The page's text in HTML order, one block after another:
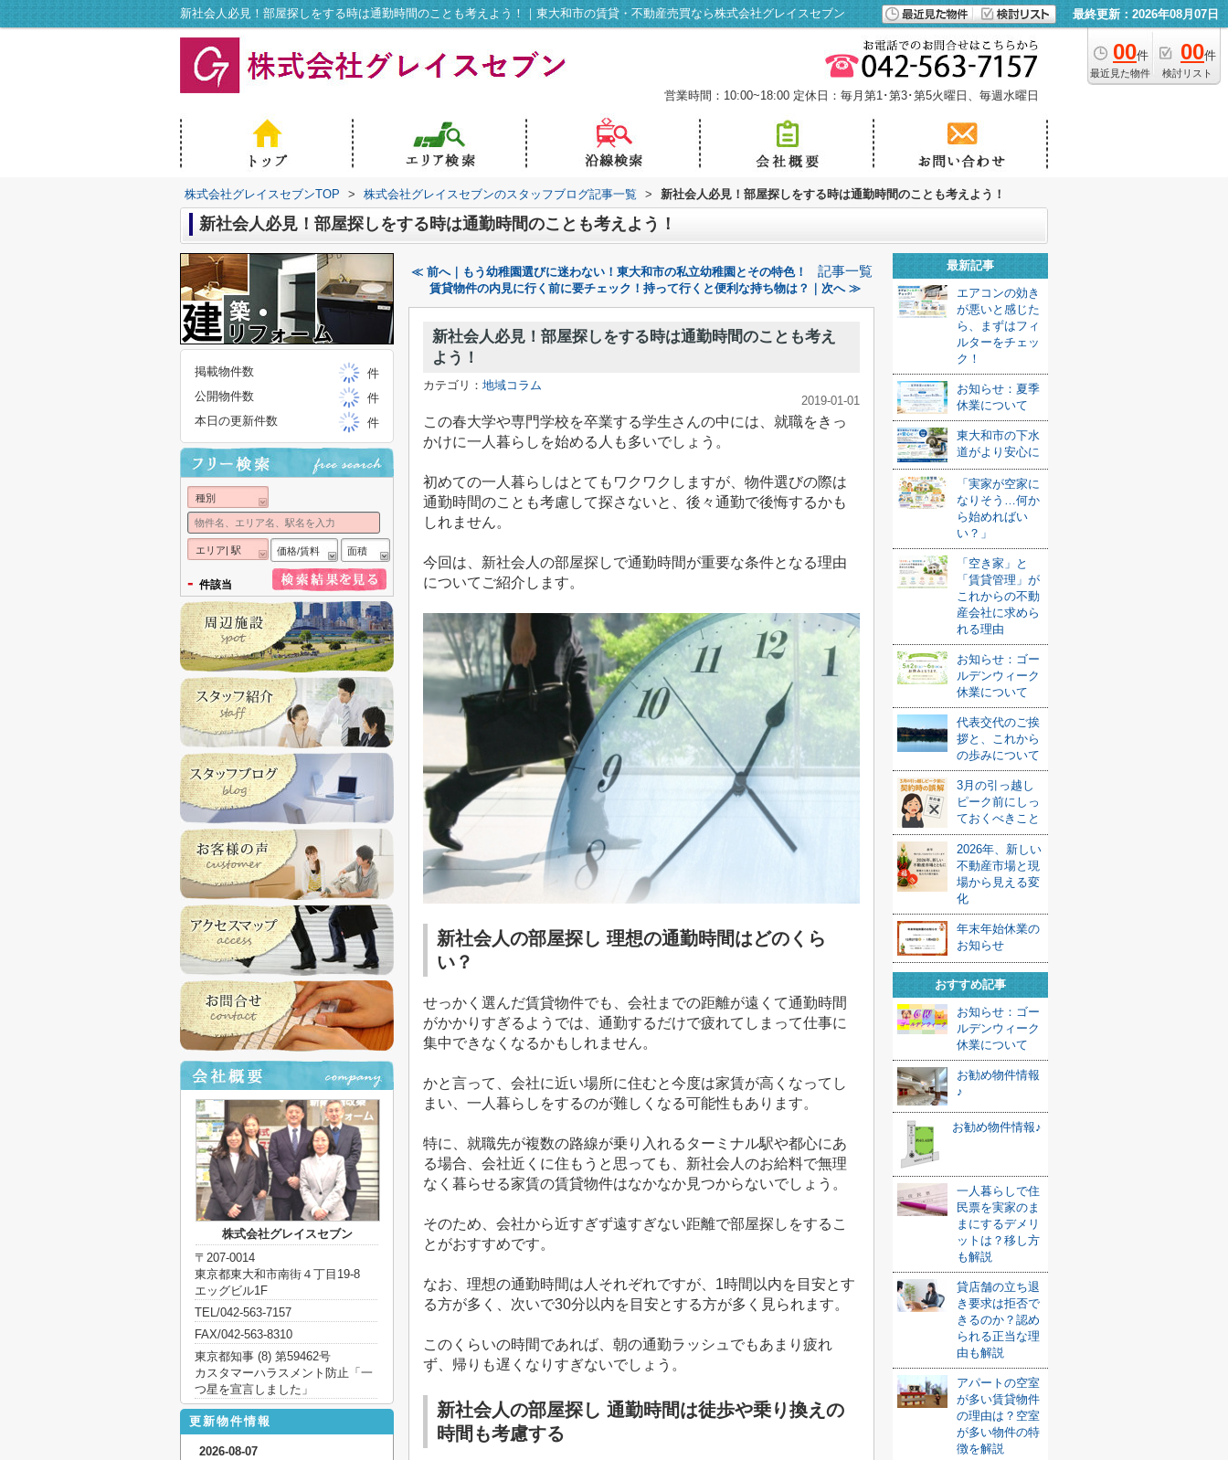
新社会人必見！部屋探しをする時は通勤時間のことも考えよう！｜東大和市の賃貸・不動産売買なら株式会社グレイスセブン 最終更新：2026年08月07日
00件
最近見た物件
00件
検討リスト
営業時間：10:00~18:00 定休日：毎月第1･第3･第5火曜日、毎週水曜日
株式会社グレイスセブンTOP > 株式会社グレイスセブンのスタッフブログ記事一覧 > 新社会人必見！部屋探しをする時は通勤時間のことも考えよう！
新社会人必見！部屋探しをする時は通勤時間のことも考えよう！
≪ 前へ｜もう幼稚園選びに迷わない！東大和市の私立幼稚園とその特色！ 記事一覧
賃貸物件の内見に行く前に要チェック！持って行くと便利な持ち物は？｜次へ ≫
新社会人必見！部屋探しをする時は通勤時間のことも考え
よう！
カテゴリ： 地域コラム
2019-01-01
この春大学や専門学校を卒業する学生さんの中には、就職をきっ
かけに一人暮らしを始める人も多いでしょう。
初めての一人暮らしはとてもワクワクしますが、物件選びの際は
通勤時間のことも考慮して探さないと、後々通勤で後悔するかも
しれません。
今回は、新社会人の部屋探しで通勤時間が重要な条件となる理由
についてご紹介します。
新社会人の部屋探し 理想の通勤時間はどのくら
い？
せっかく選んだ賃貸物件でも、会社までの距離が遠くて通勤時間
がかかりすぎるようでは、通勤するだけで疲れてしまって仕事に
集中できなくなるかもしれません。
かと言って、会社に近い場所に住むと今度は家賃が高くなってし
まい、一人暮らしをするのが難しくなる可能性もあります。
特に、就職先が複数の路線が乗り入れるターミナル駅や都心にあ
る場合、会社近くに住もうと思っても、新社会人のお給料で無理
なく暮らせる家賃の賃貸物件はなかなか見つからないでしょう。
そのため、会社から近すぎず遠すぎない距離で部屋探しをするこ
とがおすすめです。
なお、理想の通勤時間は人それぞれですが、 1時間以内を目安とす
る方が多く、次いで30分以内を目安とする方が多く見られます。
このくらいの時間であれば、朝の通勤ラッシュでもあまり疲れ
ず、帰りも遅くなりすぎないでしょう。
新社会人の部屋探し 通勤時間は徒歩や乗り換えの
時間も考慮する
最新記事
エアコンの効き
が悪いと感じた
ら、まずはフィ
ルターをチェッ
ク！
お知らせ：夏季
休業について
東大和市の下水
道がより安心に
「実家が空家に
なりそう…何か
ら始めればい
い？」
「空き家」と
「賃貸管理」が
これからの不動
産会社に求めら
れる理由
お知らせ：ゴー
ルデンウィーク
休業について
代表交代のご挨
拶と、これから
の歩みについて
3月の引っ越し
ピーク前にしっ
ておくべきこと
2026年、新しい
不動産市場と現
場から見える変
化
年末年始休業の
お知らせ
おすすめ記事
お知らせ：ゴー
ルデンウィーク
休業について
お勧め物件情報
♪
お勧め物件情報♪
一人暮らしで住
民票を実家のま
まにするデメリ
ットは？移し方
も解説
貸店舗の立ち退
き要求は拒否で
きるのか？認め
られる正当な理
由も解説
アパートの空室
が多い賃貸物件
の理由は？空室
が多い物件の特
徴を解説
掲載物件数
件
公開物件数
件
本日の更新件数
件
種別
エリア| 駅 価格/賃料 面積
- 件該当
株式会社グレイスセブン
〒207-0014
東京都東大和市南街４丁目19-8
エッグビル1F
TEL/042-563-7157
FAX/042-563-8310
東京都知事 (8) 第59462号
カスタマーハラスメント防止「一
つ星を宣言しました」
更新物件情報
2026-08-07